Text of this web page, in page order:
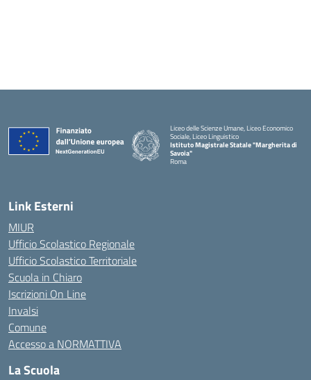
Liceo delle Scienze Umane, Liceo Economico
Sociale, Liceo Linguistico
Istituto Magistrale Statale "Margherita di
Savoia"
Roma
Link Esterni
MIUR
Ufficio Scolastico Regionale
Ufficio Scolastico Territoriale
Scuola in Chiaro
Iscrizioni On Line
Invalsi
Comune
Accesso a NORMATTIVA
La Scuola